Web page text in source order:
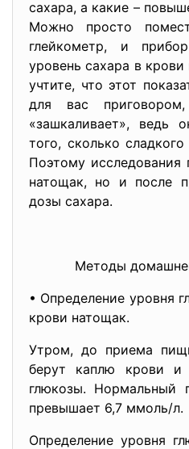
сахара, а какие –
Можно просто
глейкометр, и
уровень сахара в
учтите, что этот
для вас
«зашкаливает», ведь
того, сколько
Поэтому исследования
натощак, но и после
дозы сахара.
Методы
• Определение уровня
крови натощак.
Утром, до приема
берут каплю крови и
глюкозы. Нормальный
превышает 6,7 ммоль/л.
Определение уровня